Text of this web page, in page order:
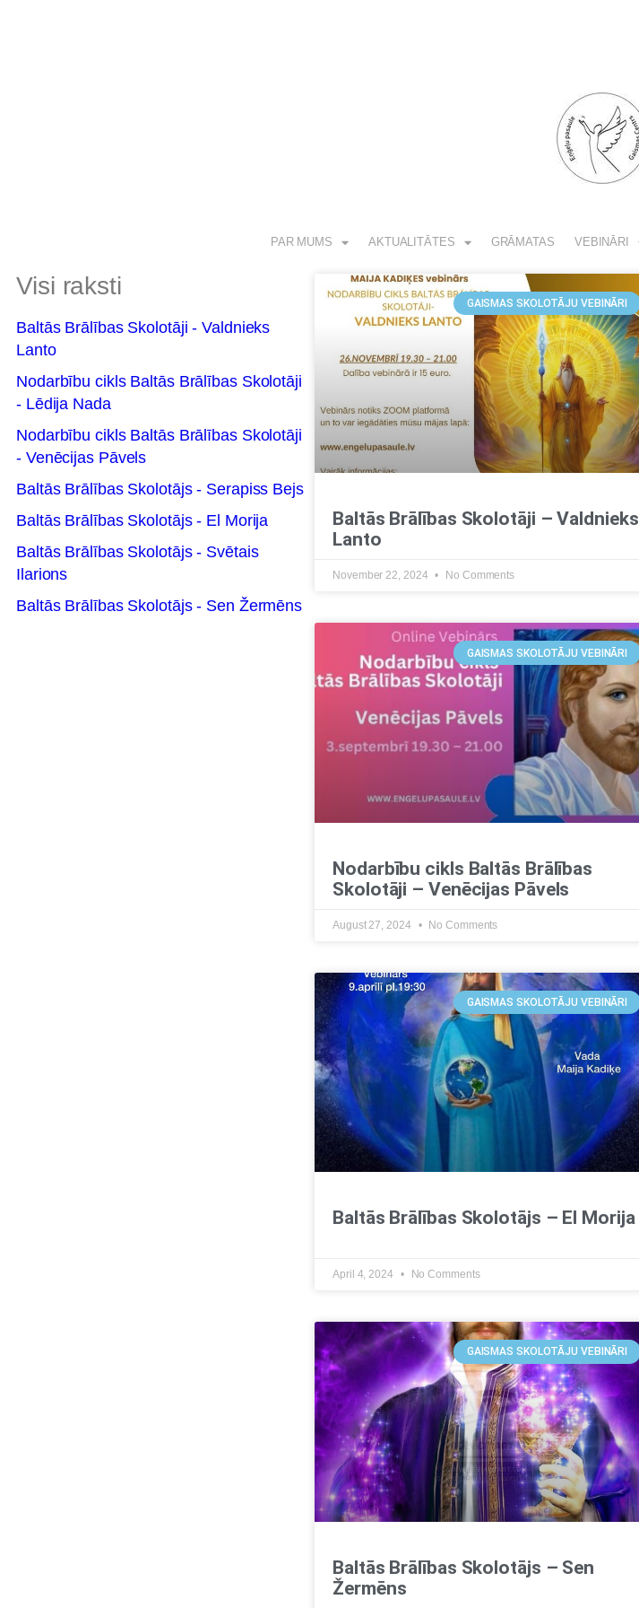
PAR MUMS AKTUALITĀTES GRĀMATAS VEBINĀRI
Visi raksti
Baltās Brālības Skolotāji - Valdnieks
Lanto
Nodarbību cikls Baltās Brālības Skolotāji
- Lēdija Nada
Nodarbību cikls Baltās Brālības Skolotāji
- Venēcijas Pāvels
Baltās Brālības Skolotājs - Serapiss Bejs
Baltās Brālības Skolotājs - El Morija
Baltās Brālības Skolotājs - Svētais
Ilarions
Baltās Brālības Skolotājs - Sen Žermēns
GAISMAS SKOLOTĀJU VEBINĀRI
Baltās Brālības Skolotāji – Valdnieks
Lanto
November 22, 2024 No Comments
GAISMAS SKOLOTĀJU VEBINĀRI
Nodarbību cikls Baltās Brālības
Skolotāji – Venēcijas Pāvels
August 27, 2024 No Comments
GAISMAS SKOLOTĀJU VEBINĀRI
Baltās Brālības Skolotājs – El Morija
April 4, 2024 No Comments
GAISMAS SKOLOTĀJU VEBINĀRI
Baltās Brālības Skolotājs – Sen
Žermēns